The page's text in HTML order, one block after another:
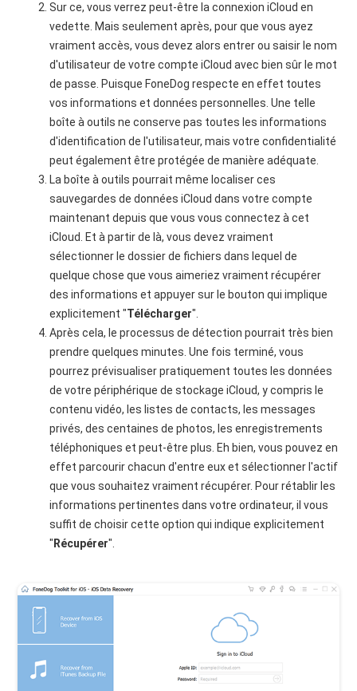
Sur ce, vous verrez peut-être la connexion iCloud en
vedette. Mais seulement après, pour que vous ayez
vraiment accès, vous devez alors entrer ou saisir le nom
d'utilisateur de votre compte iCloud avec bien sûr le mot
de passe. Puisque FoneDog respecte en effet toutes
vos informations et données personnelles. Une telle
boîte à outils ne conserve pas toutes les informations
d'identification de l'utilisateur, mais votre confidentialité
peut également être protégée de manière adéquate.
La boîte à outils pourrait même localiser ces
sauvegardes de données iCloud dans votre compte
maintenant depuis que vous vous connectez à cet
iCloud. Et à partir de là, vous devez vraiment
sélectionner le dossier de fichiers dans lequel de
quelque chose que vous aimeriez vraiment récupérer
des informations et appuyer sur le bouton qui implique
explicitement "Télécharger".
Après cela, le processus de détection pourrait très bien
prendre quelques minutes. Une fois terminé, vous
pourrez prévisualiser pratiquement toutes les données
de votre périphérique de stockage iCloud, y compris le
contenu vidéo, les listes de contacts, les messages
privés, des centaines de photos, les enregistrements
téléphoniques et peut-être plus. Eh bien, vous pouvez en
effet parcourir chacun d'entre eux et sélectionner l'actif
que vous souhaitez vraiment récupérer. Pour rétablir les
informations pertinentes dans votre ordinateur, il vous
suffit de choisir cette option qui indique explicitement
" Récupérer".